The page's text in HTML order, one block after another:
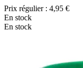
Prix régulier : 4,95 €
En stock
En stock